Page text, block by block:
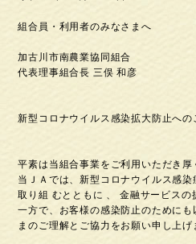
組合員・利用者のみなさまへ
加古川市南農業協同組合
代表理事組合長 三俣 和彦
新型コロナウイルス感染拡大防止への
平素は当組合事業をご利用いただき厚
当ＪＡでは、新型コロナウイルス感
取り組 むとともに 、 金融サービスの
一方で、お客様の感染防止のために
まのご理解とご協力をお願い申し上げ